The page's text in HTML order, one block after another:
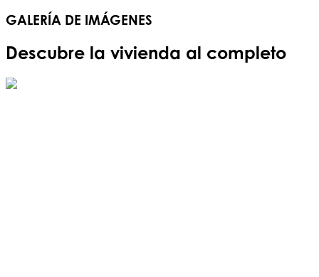
GALERÍA DE IMÁGENES
Descubre la vivienda al completo